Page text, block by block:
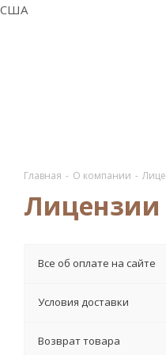
США
Главная - О компании -
Лицензии
Все об оплате на сайте
Условия доставки
Возврат товара